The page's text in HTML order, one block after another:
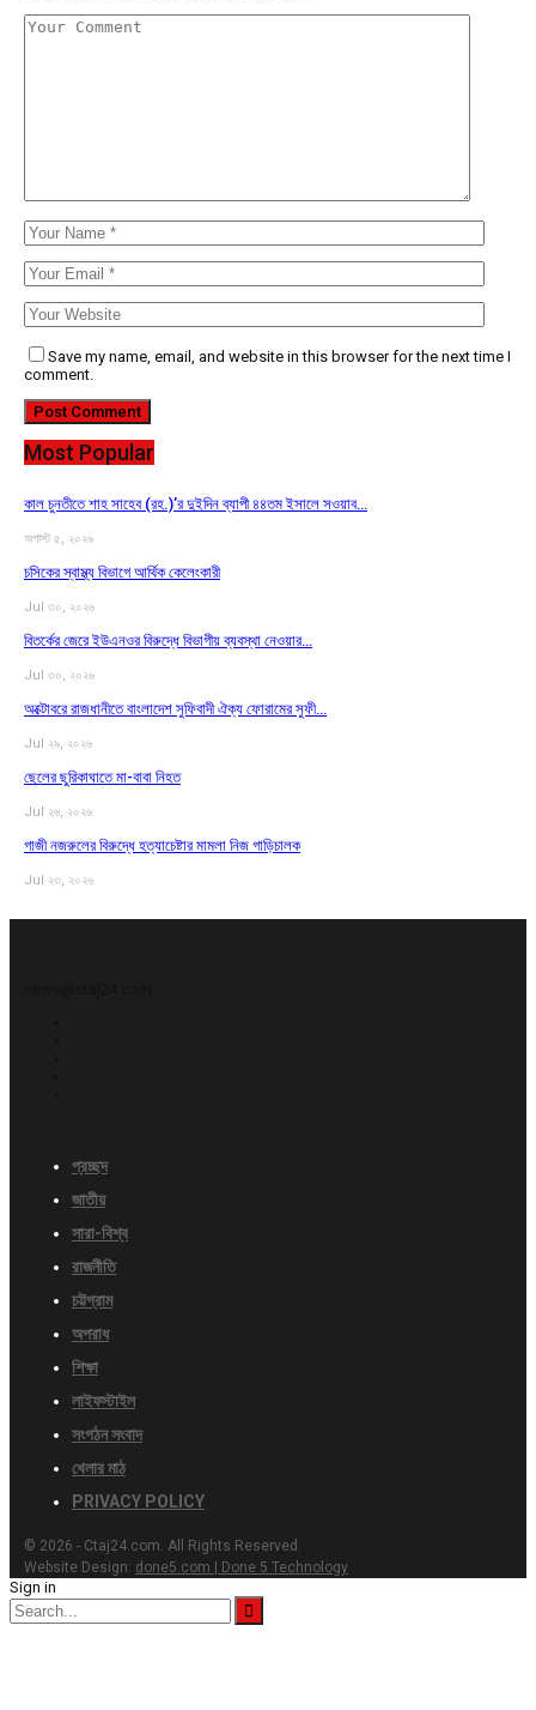
Save my name, email, and website in this browser for the next time I
comment.
Most Popular
কাল চুনতীতে শাহ সাহেব (রহ.)’র দুইদিন ব্যাপী ৪৪তম ইসালে সওয়াব…
অগাস্ট ৫, ২০২৬
চসিকের স্বাস্থ্য বিভাগে আর্থিক কেলেংকারী
Jul ৩০, ২০২৬
বিতর্কের জেরে ইউএনওর বিরুদ্ধে বিভাগীয় ব্যবস্থা নেওয়ার…
Jul ৩০, ২০২৬
অক্টোবরে রাজধানীতে বাংলাদেশ সুফিবাদী ঐক্য ফোরামের সুফী…
Jul ২৯, ২০২৬
ছেলের ছুরিকাঘাতে মা-বাবা নিহত
Jul ২৬, ২০২৬
গাজী নজরুলের বিরুদ্ধে হত্যাচেষ্টার মামলা নিজ গাড়িচালক
Jul ২৩, ২০২৬
প্রচ্ছদ
জাতীয়
সারা-বিশ্ব
রাজনীতি
চট্টগ্রাম
অপরাধ
শিক্ষা
লাইফস্টাইল
সংগঠন সংবাদ
খেলার মাঠ
PRIVACY POLICY
© 2026 - Ctaj24.com. All Rights Reserved.
Website Design: done5.com | Done 5 Technology
Sign in